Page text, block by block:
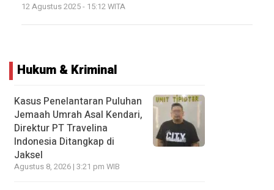
12 Agustus 2025 - 15:12 WITA
Hukum & Kriminal
Kasus Penelantaran Puluhan
Jemaah Umrah Asal Kendari,
Direktur PT Travelina
Indonesia Ditangkap di
Jaksel
Agustus 8, 2026 | 3:21 pm WIB